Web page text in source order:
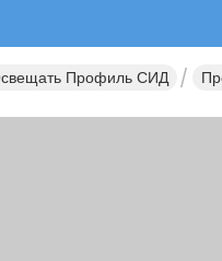
Профиль СИД